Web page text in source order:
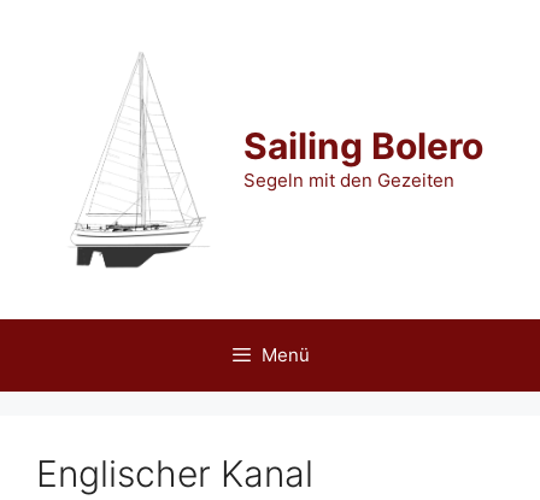
Sailing Bolero
Segeln mit den Gezeiten
Menü
Englischer Kanal